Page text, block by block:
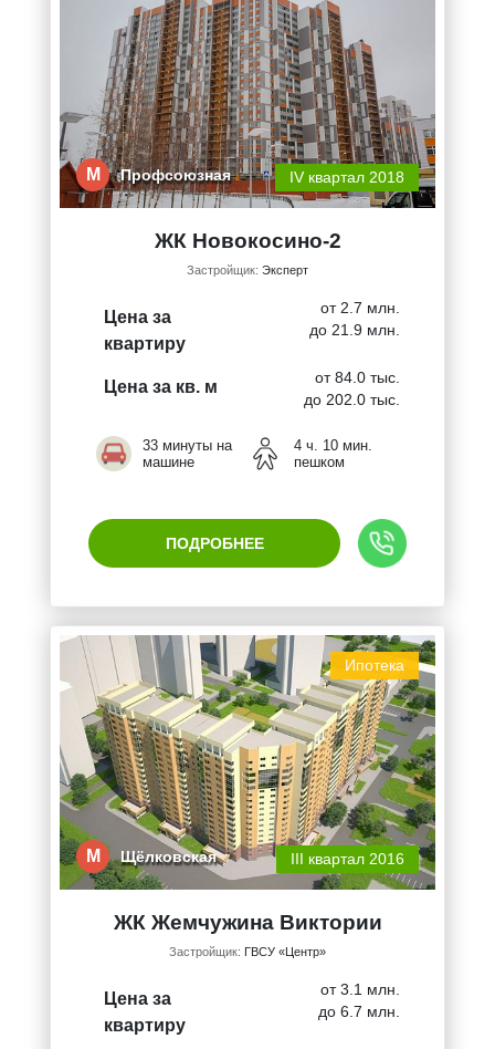
М Профсоюзная IV квартал 2018
ЖК Новокосино-2
Застройщик: Эксперт
Цена за
квартиру
от 2.7 млн.
до 21.9 млн.
Цена за кв. м
от 84.0 тыс.
до 202.0 тыс.
33 минуты на
машине
4 ч. 10 мин.
пешком
ПОДРОБНЕЕ
Ипотека
М Щёлковская III квартал 2016
ЖК Жемчужина Виктории
Застройщик: ГВСУ «Центр»
Цена за
квартиру
от 3.1 млн.
до 6.7 млн.